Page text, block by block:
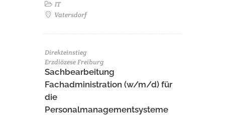
IT
Vatersdorf
Direkteinstieg
Erzdiözese Freiburg
Sachbearbeitung
Fachadministration (w/m/d) für
die
Personalmanagementsysteme